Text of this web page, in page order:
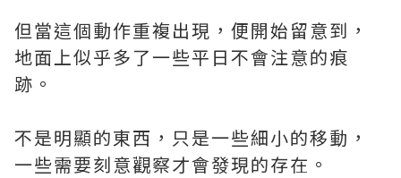
但當這個動作重複出現，便開始留意到，
地面上似乎多了一些平日不會注意的痕
跡。
不是明顯的東西，只是一些細小的移動，
一些需要刻意觀察才會發現的存在。